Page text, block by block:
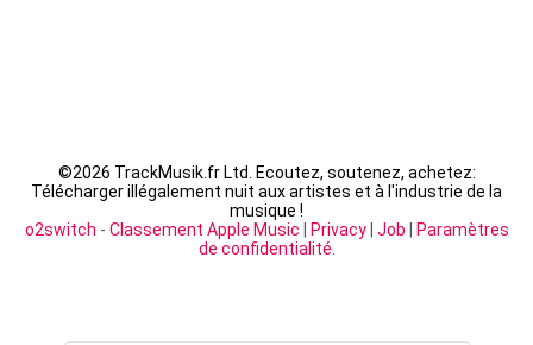
©2026 TrackMusik.fr Ltd. Ecoutez, soutenez, achetez:
Télécharger illégalement nuit aux artistes et à l'industrie de la
musique !
o2switch - Classement Apple Music Privacy| Job
Paramètres
de confidentialité